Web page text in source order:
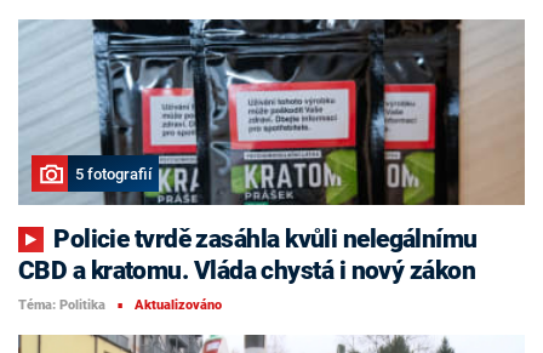
5 fotografií
CBD a kratomu. Vláda chystá i nový zákon
Téma: Politika ■ Aktualizováno